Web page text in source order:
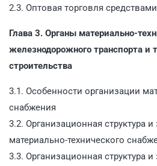
2.3. Оптовая торговля
Глава 3. Органы материально-
железнодорожного транспорта и
строительства
3.1. Особенности организации
снабжения
3.2. Организационная структура
материально-технического
3.3. Организационная структура